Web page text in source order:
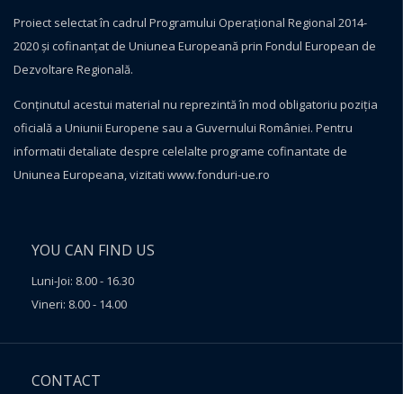
Proiect selectat în cadrul Programului Operațional Regional 2014-
2020 și cofinanțat de Uniunea Europeană prin Fondul European de
Dezvoltare Regională.
Conţinutul acestui material nu reprezintă în mod obligatoriu poziţia
oficială a Uniunii Europene sau a Guvernului României. Pentru
informatii detaliate despre celelalte programe cofinantate de
Uniunea Europeana, vizitati www.fonduri-ue.ro
YOU CAN FIND US
Luni-Joi: 8.00 - 16.30
Vineri: 8.00 - 14.00
CONTACT